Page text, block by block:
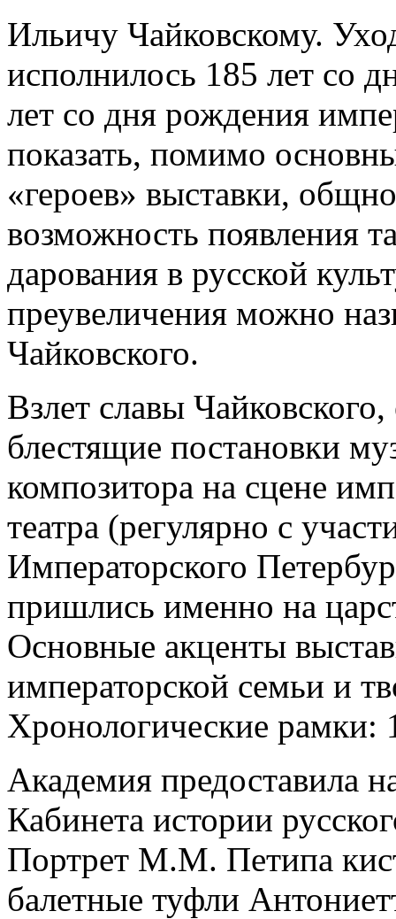
Ильичу Чайковскому.
исполнилось 185 лет со
лет со дня рождения
показать, помимо
«героев» выставки,
возможность появления
дарования в русской
преувеличения можно
Чайковского.
Взлет славы
блестящие постановки
композитора на сцене
театра (регулярно с
Императорского
пришлись именно на
Основные акценты
императорской семьи и
Хронологические рамки:
Академия предоставила
Кабинета истории
Портрет М.М. Петипа
балетные туфли